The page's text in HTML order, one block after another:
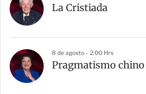
La Cristiada
8 de agosto - 2:00 Hrs
Pragmatismo chino